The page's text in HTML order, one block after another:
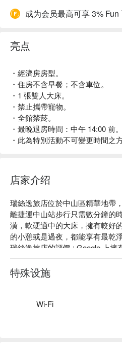
成为会员最高可享 3% Fun
亮点
・經濟房房型。
・住房不含早餐；不含車位。
・1 張雙人大床。
・禁止攜帶寵物。
・全館禁菸。
・最晚退房時間：中午 14:00 前。
・此為特別活動不可變更時間之方
店家介绍
瑞絲逸旅店位於中山區精華地帶
離捷運中山站步行只需數分鐘的
潢，軟硬適中的大床，擁有較好
的小憩或是過夜，都能享有最乾
瑞絲逸旅店的評價 : Google 上擁
瑞絲逸旅店推薦：遭擁有非常多
備；全新工業風設計的裝潢，安心
瑞絲逸旅店優惠、瑞絲逸旅店住
特殊设施
Wi-Fi